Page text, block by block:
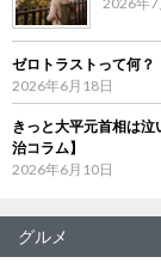
ゼロトラストって何
2026年6月18日
きっと大平元首相は
治コラム】
2026年6月10日
グルメ